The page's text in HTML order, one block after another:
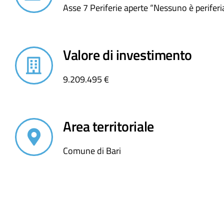
Asse 7 Periferie aperte “Nessuno è
Valore di investimento
9.209.495 €
Area territoriale
Comune di Bari